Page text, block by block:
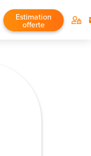
Estimation
offerte